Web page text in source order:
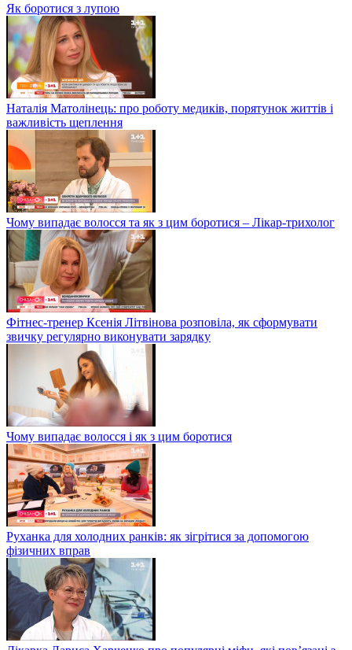
Як боротися з лупою
Наталія Матолінець: про роботу медиків, порятунок життів і
важливість щеплення
Чому випадає волосся та як з цим боротися – Лікар-трихолог
Фітнес-тренер Ксенія Літвінова розповіла, як сформувати
звичку регулярно виконувати зарядку
Чому випадає волосся і як з цим боротися
Руханка для холодних ранків: як зігрітися за допомогою
фізичних вправ